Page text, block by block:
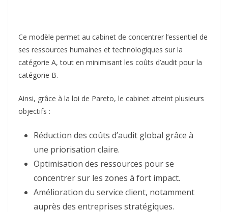
Réduction des coûts d’audit global grâce à
une priorisation claire.
Optimisation des ressources pour se
concentrer sur les zones à fort impact.
auprès des entreprises stratégiques.
Aussi, l’analyse coût-bénéfice appliquée à travers le
principe 80/20 est un levier puissant pour les
professionnels. Elle permet d’allier efficacité
opérationnelle et maîtrise des coûts en ciblant les efforts